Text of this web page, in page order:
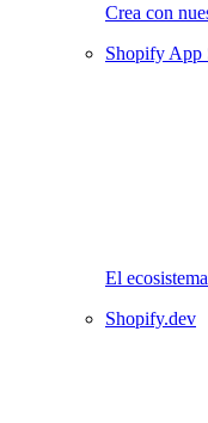
Crea con
Shopify App
El
Shopify.dev